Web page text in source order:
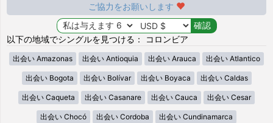
ご協力をお願いします
以下の地域でシングルを見つける： コロンビア
出会い Amazonas 出会い Antioquia 出会い Arauca 出会い Atlantico
出会い Bogota 出会い Bolívar 出会い Boyaca 出会い Caldas
出会い Caqueta 出会い Casanare 出会い Cauca 出会い Cesar
出会い Chocó 出会い Cordoba 出会い Cundinamarca